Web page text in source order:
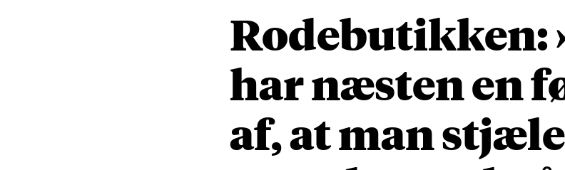
Rodebutikken:
har næsten en
af, at man